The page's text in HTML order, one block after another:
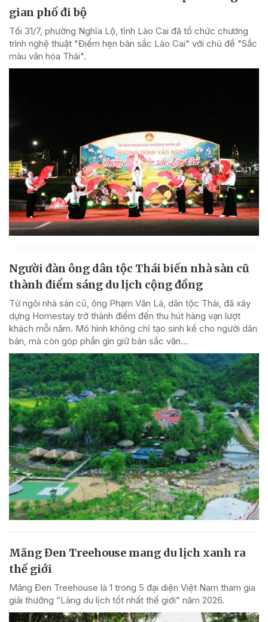
gian phố đi bộ
Tối 31/7, phường Nghĩa Lộ, tỉnh Lào Cai đã tổ chức chương
trình nghệ thuật "Điểm hẹn bản sắc Lào Cai" với chủ đề "Sắc
màu văn hóa Thái".
Người đàn ông dân tộc Thái biến nhà sàn cũ
thành điểm sáng du lịch cộng đồng
Từ ngôi nhà sàn cũ, ông Phạm Văn Lá, dân tộc Thái, đã xây
dựng Homestay trở thành điểm đến thu hút hàng vạn lượt
khách mỗi năm. Mô hình không chỉ tạo sinh kế cho người dân
bản, mà còn góp phần gìn giữ bản sắc văn...
Măng Đen Treehouse mang du lịch xanh ra
thế giới
Măng Đen Treehouse là 1 trong 5 đại diện Việt Nam tham gia
giải thưởng “Làng du lịch tốt nhất thế giới” năm 2026.